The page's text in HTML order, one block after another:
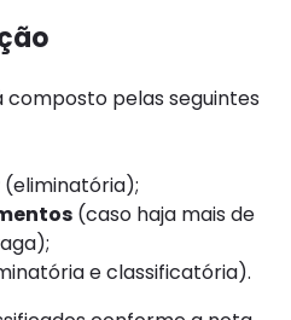
pelas seguintes
(eliminatória);
(caso haja mais de
e classificatória).